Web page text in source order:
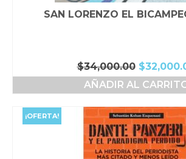
SAN LORENZO EL
$34,000.00 El
precio
original
$
AÑADIR AL
¡OFERTA!